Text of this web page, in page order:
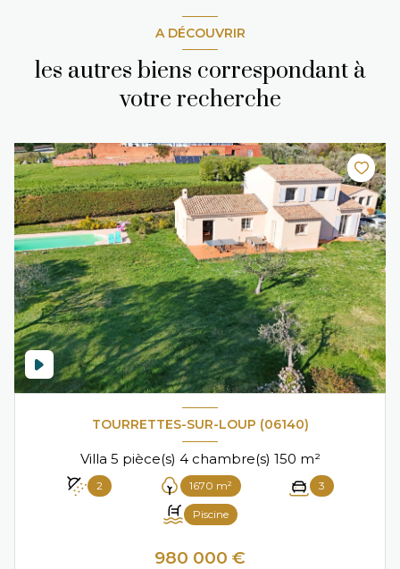
A DÉCOUVRIR
les autres biens correspondant à
votre recherche
TOURRETTES-SUR-LOUP (06140)
Villa 5 pièce(s) 4 chambre(s) 150 m²
2 1670 m² 3
Piscine
980 000 €